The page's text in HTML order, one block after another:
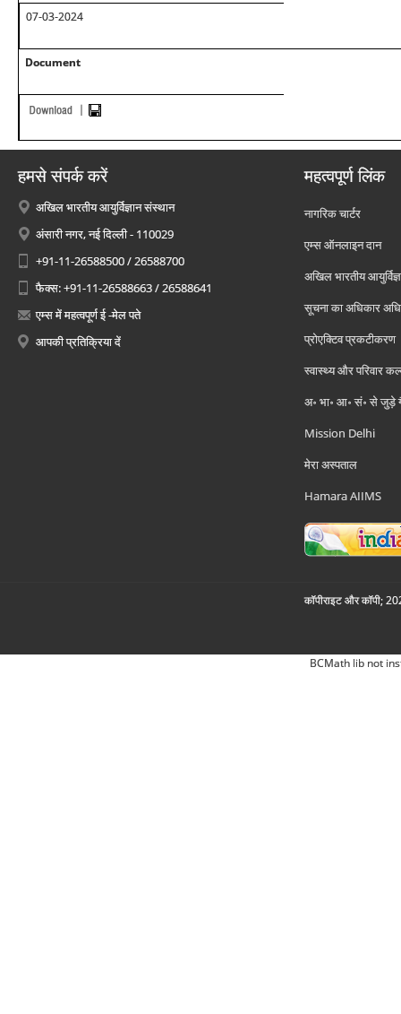
07-03-2024
Document
हमसे संपर्क करें
अखिल भारतीय आयुर्विज्ञान संस्थान
अंसारी नगर, नई दिल्ली - 110029
+91-11-26588500 / 26588700
फैक्स: +91-11-26588663 / 26588641
एम्स में महत्वपूर्ण ई -मेल पते
आपकी प्रतिक्रिया दें
महत्वपूर्ण लिंक
नागरिक चार्टर
एम्स ऑनलाइन दान
अखिल भारतीय
सूचना का अधिकार
प्रोएक्टिव प्रकटीकरण
स्वास्थ्य और परिवार
अ॰ भा॰ आ॰ सं॰ से जुड़े
Mission Delhi
मेरा अस्पताल
Hamara AIIMS
कॉपीराइट और कॉपी;
BCMath lib not